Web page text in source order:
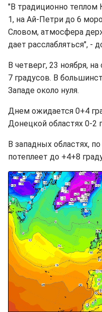
"В традиционно
1, на Ай-Петри до 6
Словом, атмосфера
дает расслабляться", -
В четверг, 23 ноября,
7 градусов. В
Западе около нуля.
Днем ожидается 0+4
Донецкой областях 0-2
В западных областях,
потеплеет до +4+8